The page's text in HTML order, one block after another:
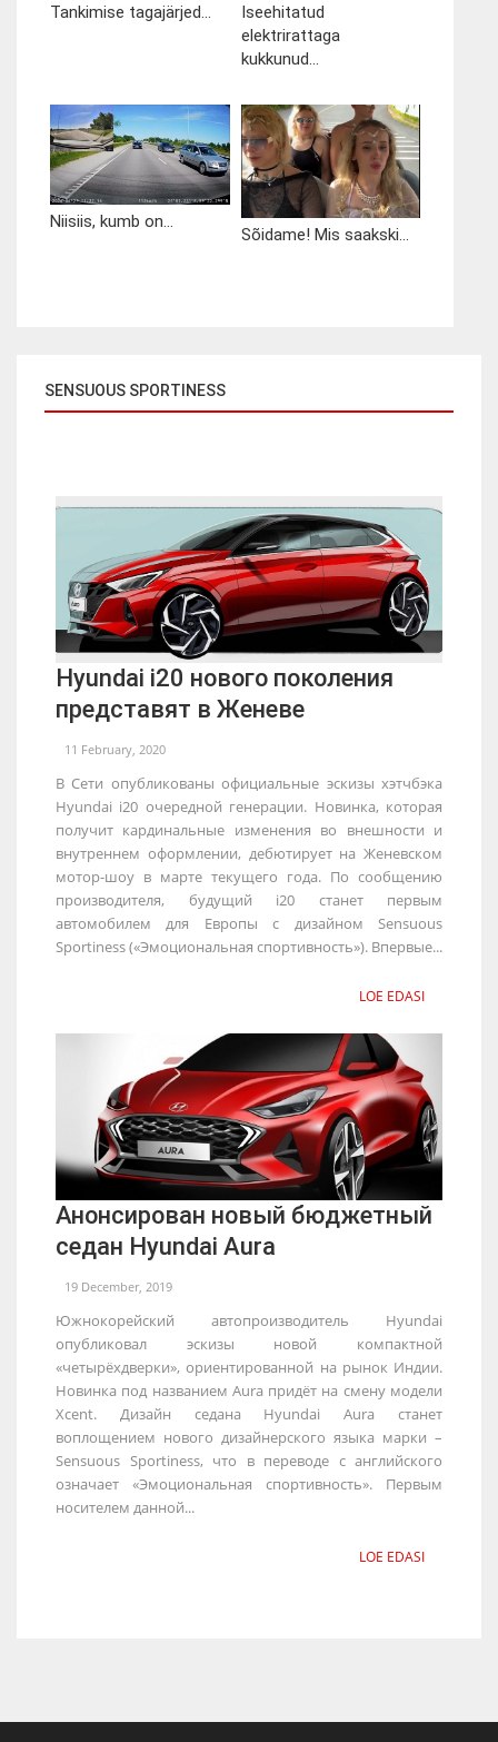
Tankimise tagajärjed...
Iseehitatud
elektrirattaga
kukkunud...
Niisiis, kumb on...
Sõidame! Mis saakski...
SENSUOUS SPORTINESS
Hyundai i20 нового поколения
представят в Женеве
11 February, 2020
В Сети опубликованы официальные эскизы хэтчбэка
Hyundai i20 очередной генерации. Новинка, которая
получит кардинальные изменения во внешности и
внутреннем оформлении, дебютирует на Женевском
мотор-шоу в марте текущего года. По сообщению
производителя, будущий i20 станет первым
автомобилем для Европы с дизайном Sensuous
Sportiness («Эмоциональная спортивность»). Впервые...
LOE EDASI
Анонсирован новый бюджетный
седан Hyundai Aura
19 December, 2019
Южнокорейский автопроизводитель Hyundai
опубликовал эскизы новой компактной
«четырёхдверки», ориентированной на рынок Индии.
Новинка под названием Aura придёт на смену модели
Xcent. Дизайн седана Hyundai Aura станет
воплощением нового дизайнерского языка марки –
Sensuous Sportiness, что в переводе с английского
означает «Эмоциональная спортивность». Первым
носителем данной...
LOE EDASI